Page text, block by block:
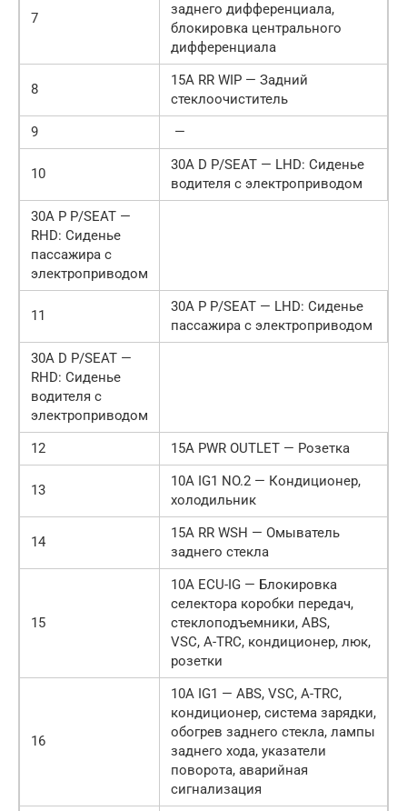
7
заднего дифференциала,
блокировка центрального
дифференциала
8
15A RR WIP — Задний
стеклоочиститель
9
—
10
30A D P/SEAT — LHD: Сиденье
водителя с электроприводом
30A P P/SEAT —
RHD: Сиденье
пассажира с
электроприводом
11
30A P P/SEAT — LHD: Сиденье
пассажира с электроприводом
30A D P/SEAT —
RHD: Сиденье
водителя с
электроприводом
12
15A PWR OUTLET — Розетка
13
10A IG1 NO.2 — Кондиционер,
холодильник
14
15A RR WSH — Омыватель
заднего стекла
15
10A ECU-IG — Блокировка
селектора коробки передач,
стеклоподъемники, ABS,
VSC, A-TRC, кондиционер, люк,
розетки
16
10A IG1 — ABS, VSC, A-TRC,
кондиционер, система зарядки,
обогрев заднего стекла, лампы
заднего хода, указатели
поворота, аварийная
сигнализация